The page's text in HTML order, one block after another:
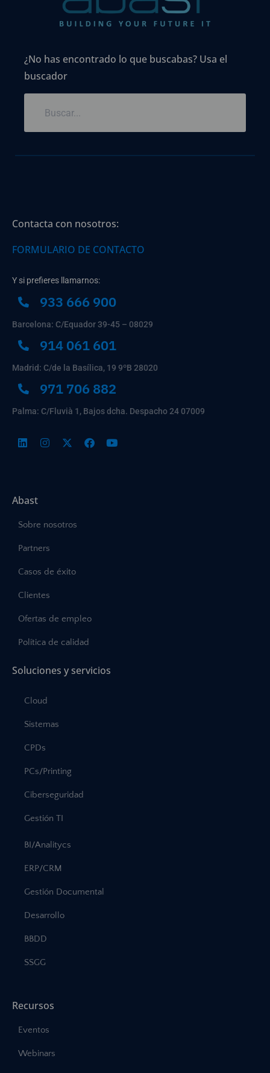
¿No has encontrado lo que buscabas? Usa el
buscador
Contacta con nosotros:
FORMULARIO DE CONTACTO
Y si prefieres llamarnos:
933 666 900
Barcelona: C/Equador 39-45 – 08029
914 061 601
Madrid: C/de la Basílica, 19 9ºB 28020
971 706 882
Palma: C/Fluvià 1, Bajos dcha. Despacho 24 07009
Abast
Sobre nosotros
Partners
Casos de éxito
Clientes
Ofertas de empleo
Política de calidad
Soluciones y servicios
Cloud
Sistemas
CPDs
PCs/Printing
Ciberseguridad
Gestión TI
BI/Analitycs
ERP/CRM
Gestión Documental
Desarrollo
BBDD
SSGG
Recursos
Eventos
Webinars